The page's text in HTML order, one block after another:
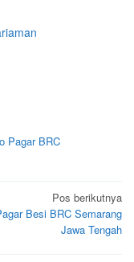
Pagar BRC
Pos berikutnya
Besi BRC Semarang
Jawa Tengah